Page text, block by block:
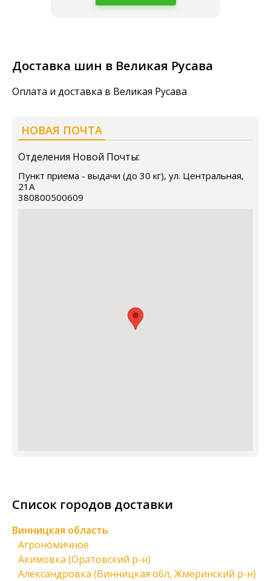
Доставка шин в Великая Русава
Оплата и доставка в Великая Русава
НОВАЯ ПОЧТА
Отделения Новой Почты:
Пункт приема - выдачи (до 30 кг), ул. Центральная,
21А
380800500609
Список городов доставки
Винницкая область
Агрономичное
Акимовка (Оратовский р-н)
Александровка (Винницкая обл, Жмеринский р-н)